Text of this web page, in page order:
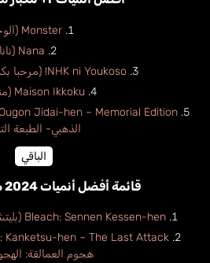
Monster (الوحش)
Nana (نانا)
NHK ni Youkoso! (مرحبا بكم في “إن إتش كي”!)
Maison Ikkoku (منزل إكوكو)
الذهبي- الطبعة
الباقي
قائمة أفضل أنميات 2024 محدثة كل يوم
Bleach: Sennen Kessen-hen (بليتش: حرب الألف سنة الدموية)
هجوم العمالقة: